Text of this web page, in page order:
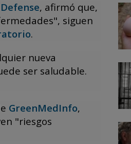
, afirmó que,
siguen
.
nueva
ser saludable.
GreenMedInfo,
"riesgos